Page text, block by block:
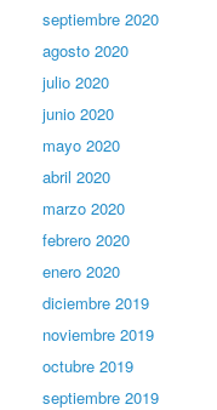
septiembre 2020
agosto 2020
julio 2020
junio 2020
mayo 2020
abril 2020
marzo 2020
febrero 2020
enero 2020
diciembre 2019
noviembre 2019
octubre 2019
septiembre 2019